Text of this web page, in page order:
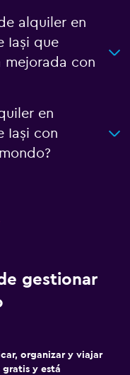
alquiler en
Iași que
mejorada con
en
Iași con
gestionar
organizar y viajar
gratis y está